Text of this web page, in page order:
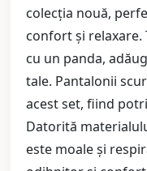
colecția nouă,
confort și relaxare.
cu un panda,
tale. Pantalonii
acest set, fiind
Datorită
este moale și